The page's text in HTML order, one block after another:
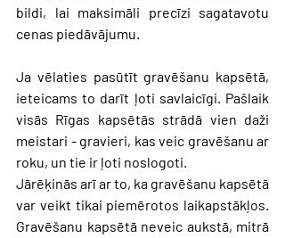
bildi, lai maksimāli precīzi sagatavotu
cenas piedāvājumu.
Ja vēlaties pasūtīt gravēšanu kapsētā,
ieteicams to darīt ļoti savlaicīgi. Pašlaik
visās Rīgas kapsētās strādā vien daži
meistari - gravieri, kas veic gravēšanu ar
roku, un tie ir ļoti noslogoti.
Jārēķinās arī ar to, ka gravēšanu kapsētā
var veikt tikai piemērotos laikapstākļos.
Gravēšanu kapsētā neveic aukstā, mitrā